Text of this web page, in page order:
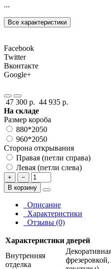
...
Все характеристики
Facebook
Twitter
Вконтакте
Google+
47 300 р. 44 935 р.
На складе
Размер короба
880*2050
960*2050
Сторона открывания
Правая (петли справа)
Левая (петли слева)
+
−
В корзину
Описание
Характеристики
Отзывы (0)
Характеристики дверей
Внутренняя
отделка